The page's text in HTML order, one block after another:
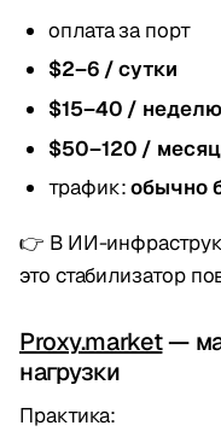
оплата за порт
$2–6 / сутки
$15–40 / неделю
$50–120 / месяц
трафик:обычно
👉 В ИИ-
это стабилизатор
Proxy.market—
нагрузки
Практика: